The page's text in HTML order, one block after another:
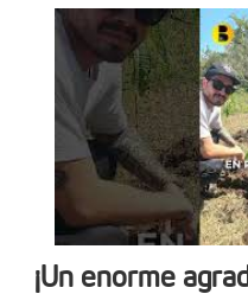
¡Un enorme